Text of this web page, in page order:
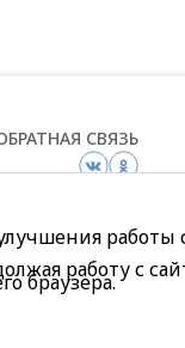
СВЯЗЬ
работы
работу с
браузера.